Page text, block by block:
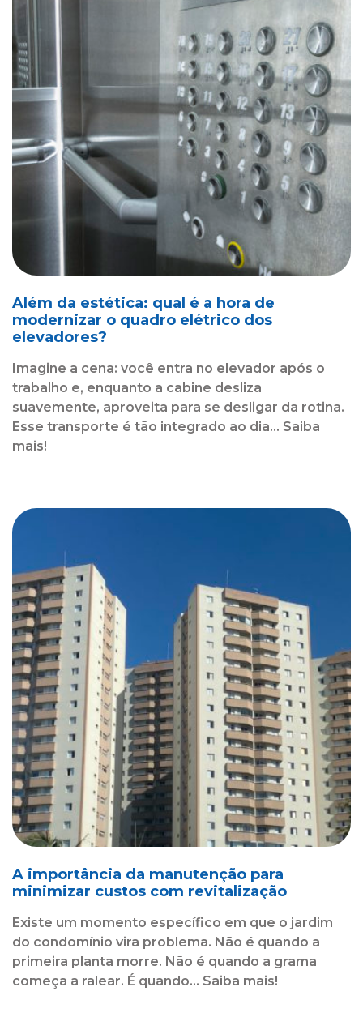
Além da estética: qual é a hora de
modernizar o quadro elétrico dos
elevadores?
Imagine a cena: você entra no elevador após o
trabalho e, enquanto a cabine desliza
suavemente, aproveita para se desligar da rotina.
Esse transporte é tão integrado ao dia... Saiba
mais!
A importância da manutenção para
minimizar custos com revitalização
Existe um momento específico em que o jardim
do condomínio vira problema. Não é quando a
primeira planta morre. Não é quando a grama
começa a ralear. É quando... Saiba mais!